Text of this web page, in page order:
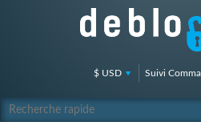
$ USD Suivi